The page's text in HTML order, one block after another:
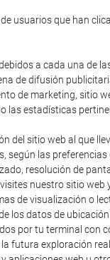
usuarios que han
a cada una de
de difusión
de marketing, sitio
las estadísticas
del sitio web al que
según las preferencias
resolución de
nuestro sitio web
de visualización o
los datos de
por tu terminal con
futura exploración